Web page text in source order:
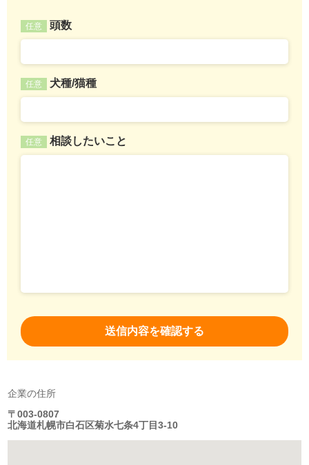
任意 頭数
任意 犬種/猫種
任意 相談したいこと
企業の住所
〒003-0807
北海道札幌市白石区菊水七条4丁目3-10